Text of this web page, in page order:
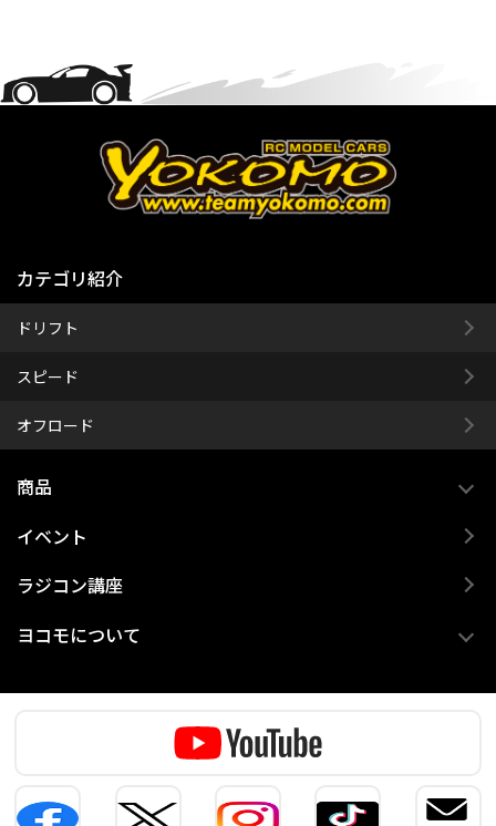
カテゴリ紹介
ドリフト
スピード
オフロード
商品
イベント
ラジコン講座
ヨコモについて